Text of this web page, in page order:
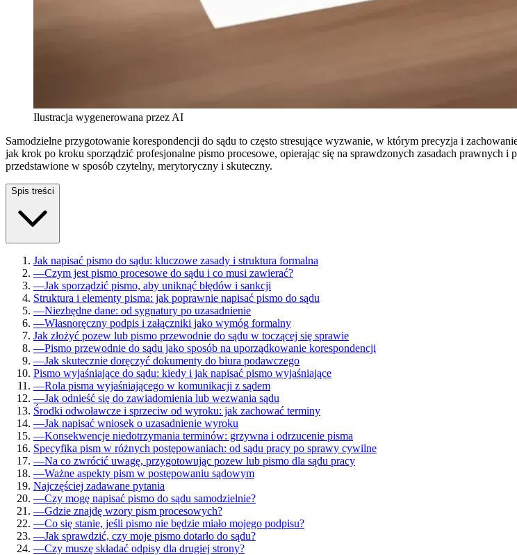
Ilustracja wygenerowana przez AI
Samodzielne przygotowanie korespondencji do sądu to często stresujące wyzwanie, w którym precyzja i
jak krok po kroku sporządzić profesjonalne pismo procesowe, opierając się na sprawdzonych zasadach
przedstawione w sposób czytelny, merytoryczny i skuteczny.
Spis treści
Jak napisać pismo do sądu: kluczowe zasady i struktura formalna
—Czym jest pismo procesowe do sądu i co musi zawierać?
—Jak sporządzić pismo, aby uniknąć błędów i sankcji
Struktura i elementy pisma: jak poprawnie napisać pismo do sądu
—Niezbędne dane: od sygnatury po uzasadnienie
—Własnoręczny podpis i załączniki jako wymóg formalny
Jak złożyć pozew lub pismo przewodnie do sądu w toczącej się sprawie
—Pismo przewodnie do sądu jako sposób na uporządkowanie korespondencji
—Jak skutecznie doręczyć dokumenty do biura podawczego
Pismo wyjaśniające do sądu: kiedy i jak napisać pismo wyjaśniające
—Rola pisma wyjaśniającego w komunikacji z sądem
—Jak odnieść się do zawiadomienia lub wezwania sądu
Środki odwoławcze i sprzeciw od wyroku: jak zachować terminy
—Jak napisać wniosek o uzasadnienie wyroku
—Konsekwencje niedotrzymania terminów: grzywna i odrzucenie pisma
Specyfika pism w różnych postępowaniach: od sądu pracy po sprawy cywilne
—Na co zwrócić uwagę, przygotowując pozew lub pismo dla sądu pracy
—Ważne aspekty pism w postępowaniu sądowym
Najczęściej zadawane pytania
—Czy mogę napisać pismo do sądu samodzielnie?
—Gdzie znajdę wzory pism procesowych?
—Co się stanie, jeśli pismo nie będzie miało mojego podpisu?
—Jak sprawdzić, czy moje pismo dotarło do sądu?
—Czy muszę składać odpisy dla drugiej strony?